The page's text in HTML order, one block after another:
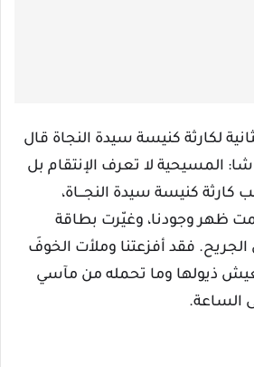
لكارثة كنيسة سيدة النجاة قال
المسيحية لا تعرف الإنتقام بل
كنيسة سيدة النجـــاة،
ظهر وجودنا، وغيّرت بطاقة
الجريح. فقد أفزعتنا وملأت الخوفَ
نعيش ذيولها وما تحمله من مآسي
الساعة.